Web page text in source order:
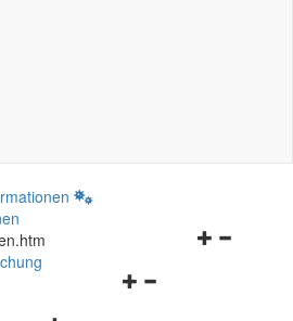
Navigationsmenü